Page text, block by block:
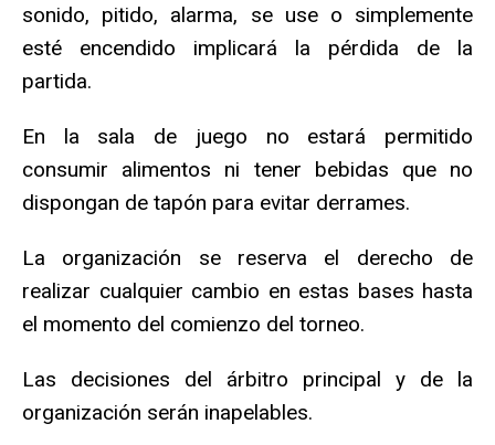
sonido, pitido, alarma, se use o simplemente
esté encendido implicará la pérdida de la
partida.
En la sala de juego no estará permitido
consumir alimentos ni tener bebidas que no
dispongan de tapón para evitar derrames.
La organización se reserva el derecho de
realizar cualquier cambio en estas bases hasta
el momento del comienzo del torneo.
Las decisiones del árbitro principal y de la
organización serán inapelables.